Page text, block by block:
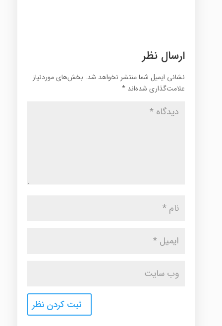
ارسال نظر
نشانی ایمیل شما منتشر نخواهد شد. بخش‌های موردنیاز
علامت‌گذاری شده‌اند *